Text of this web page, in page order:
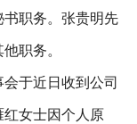
书职务。张贵明先
职务。
于近日收到公司
女士因个人原